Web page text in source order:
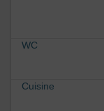
WC
Cuisine